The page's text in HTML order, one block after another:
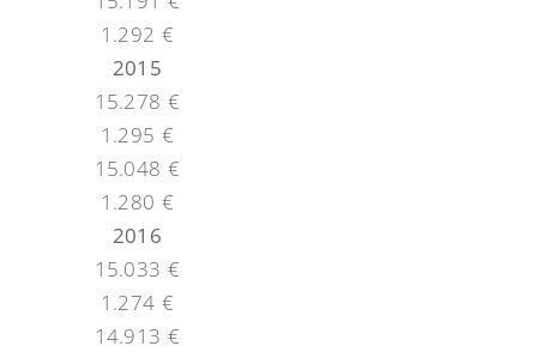
1.292 €
2015
15.278 €
1.295 €
15.048 €
1.280 €
2016
15.033 €
1.274 €
14.913 €